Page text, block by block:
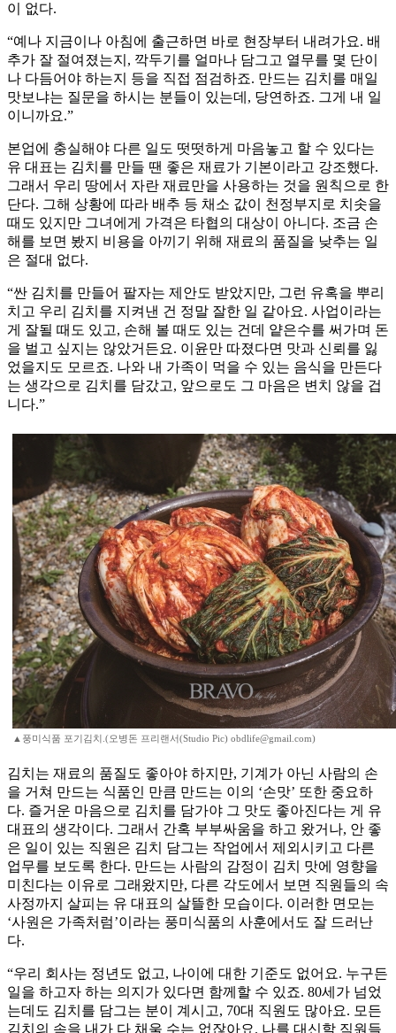
이 없다.
“예나 지금이나 아침에 출근하면 바로 현장부터 내려가요. 배
추가 잘 절여졌는지, 깍두기를 얼마나 담그고 열무를 몇 단이
나 다듬어야 하는지 등을 직접 점검하죠. 만드는 김치를 매일
맛보냐는 질문을 하시는 분들이 있는데, 당연하죠. 그게 내 일
이니까요.”
본업에 충실해야 다른 일도 떳떳하게 마음놓고 할 수 있다는
유 대표는 김치를 만들 땐 좋은 재료가 기본이라고 강조했다.
그래서 우리 땅에서 자란 재료만을 사용하는 것을 원칙으로 한
단다. 그해 상황에 따라 배추 등 채소 값이 천정부지로 치솟을
때도 있지만 그녀에게 가격은 타협의 대상이 아니다. 조금 손
해를 보면 봤지 비용을 아끼기 위해 재료의 품질을 낮추는 일
은 절대 없다.
“싼 김치를 만들어 팔자는 제안도 받았지만, 그런 유혹을 뿌리
치고 우리 김치를 지켜낸 건 정말 잘한 일 같아요. 사업이라는
게 잘될 때도 있고, 손해 볼 때도 있는 건데 얕은수를 써가며 돈
을 벌고 싶지는 않았거든요. 이윤만 따졌다면 맛과 신뢰를 잃
었을지도 모르죠. 나와 내 가족이 먹을 수 있는 음식을 만든다
는 생각으로 김치를 담갔고, 앞으로도 그 마음은 변치 않을 겁
니다.”
▲풍미식품 포기김치.(오병돈 프리랜서(Studio Pic) obdlife@gmail.com)
김치는 재료의 품질도 좋아야 하지만, 기계가 아닌 사람의 손
을 거쳐 만드는 식품인 만큼 만드는 이의 ‘손맛’ 또한 중요하
다. 즐거운 마음으로 김치를 담가야 그 맛도 좋아진다는 게 유
대표의 생각이다. 그래서 간혹 부부싸움을 하고 왔거나, 안 좋
은 일이 있는 직원은 김치 담그는 작업에서 제외시키고 다른
업무를 보도록 한다. 만드는 사람의 감정이 김치 맛에 영향을
미친다는 이유로 그래왔지만, 다른 각도에서 보면 직원들의 속
사정까지 살피는 유 대표의 살뜰한 모습이다. 이러한 면모는
‘사원은 가족처럼’이라는 풍미식품의 사훈에서도 잘 드러난
다.
“우리 회사는 정년도 없고, 나이에 대한 기준도 없어요. 누구든
일을 하고자 하는 의지가 있다면 함께할 수 있죠. 80세가 넘었
는데도 김치를 담그는 분이 계시고, 70대 직원도 많아요. 모든
김치의 속을 내가 다 채울 수는 없잖아요. 나를 대신할 직원들